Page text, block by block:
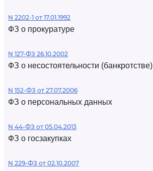
N 2202-1 от 17.01.1992
ФЗ о прокуратуре
N 127-ФЗ 26.10.2002
ФЗ о несостоятельности (банкротстве)
N 152-ФЗ от 27.07.2006
ФЗ о персональных данных
N 44-ФЗ от 05.04.2013
ФЗ о госзакупках
N 229-ФЗ от 02.10.2007